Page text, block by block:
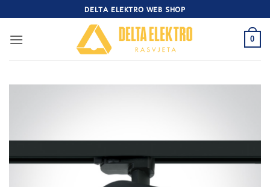
to
content
DELTA ELEKTRO WEB SHOP
0